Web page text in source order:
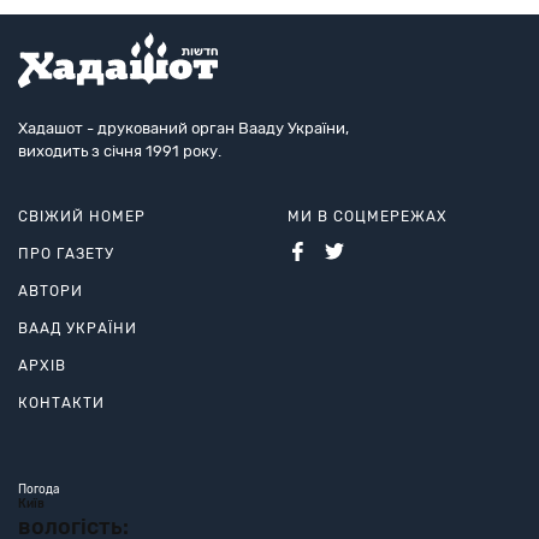
Хадашот - друкований орган Вааду України,
виходить з січня 1991 року.
СВІЖИЙ НОМЕР
ПРО ГАЗЕТУ
АВТОРИ
ВААД УКРАЇНИ
АРХІВ
КОНТАКТИ
МИ В СОЦМЕРЕЖАХ
Погода
Київ
вологість: